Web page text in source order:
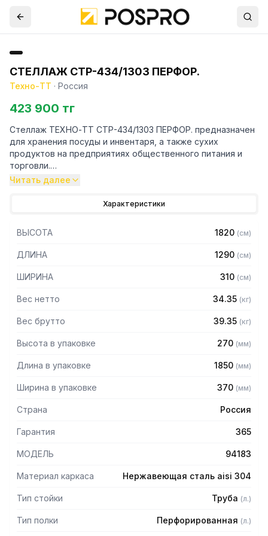
СТЕЛЛАЖ СТР-434/1303 ПЕРФОР.
Техно-ТТ · Россия
423 900 тг
Стеллаж ТЕХНО-ТТ СТР-434/1303 ПЕРФОР. предназначен
для хранения посуды и инвентаря, а также сухих
продуктов на предприятиях общественного питания и
торговли.
304 толщиной 1,2 мм
— Четыре перфорированные полки из нержавеющей
стали марки AISI 304 толщиной 0,8 мм
— Расстояние между полками регулируемое с шагом 120
— Регулируемые опоры
Читать далее
Характеристики
ВЫСОТА 1820 (см)
ДЛИНА 1290 (см)
ШИРИНА 310 (см)
Вес нетто 34.35 (кг)
Вес брутто 39.35 (кг)
Высота в упаковке 270 (мм)
Длина в упаковке 1850 (мм)
Ширина в упаковке 370 (мм)
Страна Россия
Гарантия 365
МОДЕЛЬ 94183
Материал каркаса Нержавеющая сталь aisi 304
Тип стойки Труба (л.)
Тип полки Перфорированная (л.)